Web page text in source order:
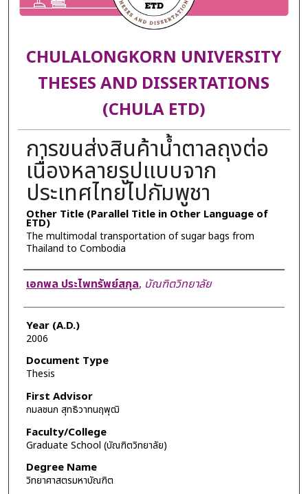
CHULALONGKORN UNIVERSITY
THESES AND DISSERTATIONS
(CHULA ETD)
การขนส่งสินค้าน้ำตาลถุงต่อ
เนื่องหลายรูปแบบจาก
ประเทศไทยไปกัมพูชา
Other Title (Parallel Title in Other Language of
ETD)
The multimodal transportation of sugar bags from
Thailand to Combodia
Author
เอกพล ประไพทรัพย์สกุล, บัณฑิตวิทยาลัย
Year (A.D.)
2006
Document Type
Thesis
First Advisor
กมลชนก สุทธิวาทนฤพุฒิ
Faculty/College
Graduate School (บัณฑิตวิทยาลัย)
Degree Name
วิทยาศาสตรมหาบัณฑิต